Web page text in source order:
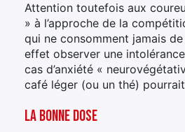
Attention toutefois aux
» à l’approche de la
qui ne consomment jamais
effet observer une
cas d’anxiété «
café léger (ou un thé)
La bonne dose